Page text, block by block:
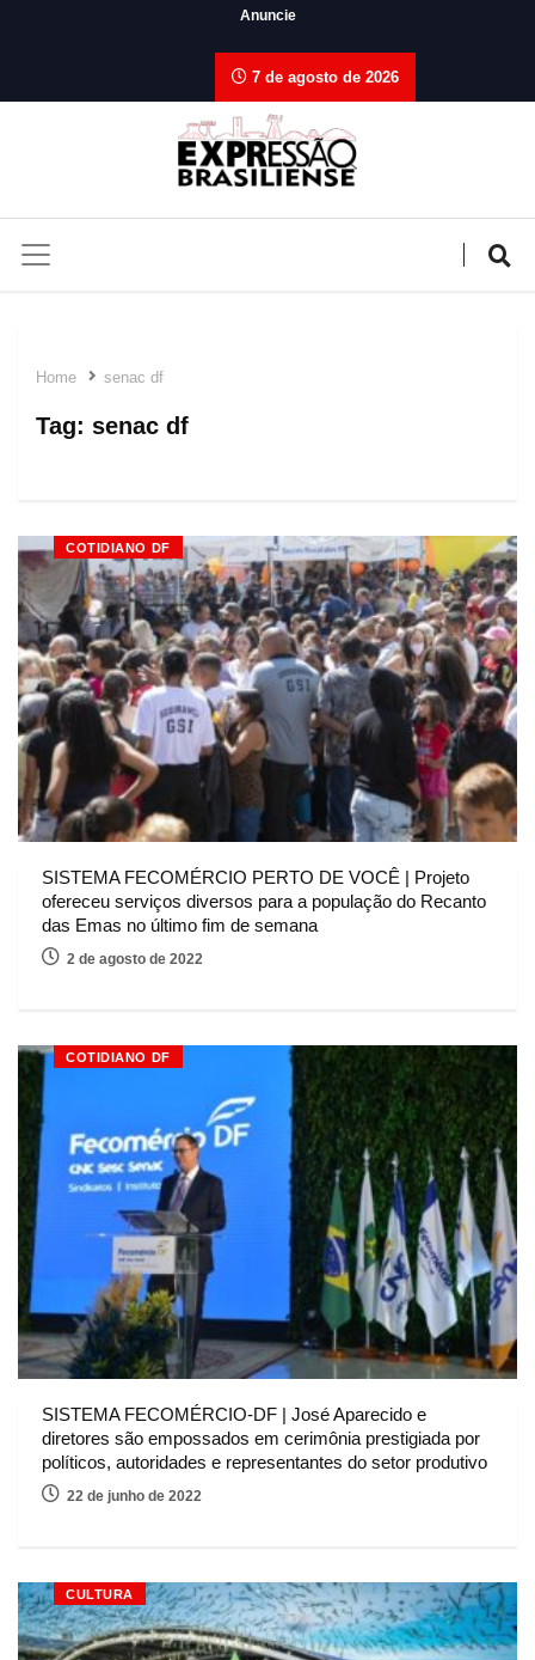
Anuncie
7 de agosto de 2026
Home senac df
Tag: senac df
COTIDIANO DF
SISTEMA FECOMÉRCIO PERTO DE VOCÊ | Projeto
ofereceu serviços diversos para a população do Recanto
das Emas no último fim de semana
2 de agosto de 2022
COTIDIANO DF
SISTEMA FECOMÉRCIO-DF | José Aparecido e
diretores são empossados em cerimônia prestigiada por
políticos, autoridades e representantes do setor produtivo
22 de junho de 2022
CULTURA